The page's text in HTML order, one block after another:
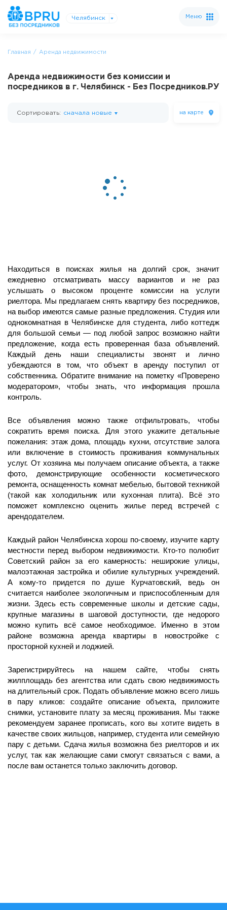
Челябинск Меню
Главная Аренда недвижимости
Аренда недвижимости без комиссии и
посредников в г. Челябинск - Без Посредников.РУ
Сортировать: сначала новые на карте
Находиться в поисках жилья на долгий срок, значит
ежедневно отсматривать массу вариантов и не раз
услышать о высоком проценте комиссии на услуги
риелтора. Мы предлагаем снять квартиру без посредников,
на выбор имеются самые разные предложения. Студия или
однокомнатная в Челябинске для студента, либо коттедж
для большой семьи — под любой запрос возможно найти
предложение, когда есть проверенная база объявлений.
Каждый день наши специалисты звонят и лично
убеждаются в том, что объект в аренду поступил от
собственника. Обратите внимание на пометку «Проверено
модератором», чтобы знать, что информация прошла
контроль.
Все объявления можно также отфильтровать, чтобы
сократить время поиска. Для этого укажите детальные
пожелания: этаж дома, площадь кухни, отсутствие залога
или включение в стоимость проживания коммунальных
услуг. От хозяина мы получаем описание объекта, а также
фото, демонстрирующие особенности косметического
ремонта, оснащенность комнат мебелью, бытовой техникой
(такой как холодильник или кухонная плита). Всё это
поможет комплексно оценить жилье перед встречей с
арендодателем.
Каждый район Челябинска хорош по-своему, изучите карту
местности перед выбором недвижимости. Кто-то полюбит
Советский район за его камерность: неширокие улицы,
малоэтажная застройка и обилие культурных учреждений.
А кому-то придется по душе Курчатовский, ведь он
считается наиболее экологичным и приспособленным для
жизни. Здесь есть современные школы и детские сады,
крупные магазины в шаговой доступности, где недорого
можно купить всё самое необходимое. Именно в этом
районе возможна аренда квартиры в новостройке с
просторной кухней и лоджией.
Зарегистрируйтесь на нашем сайте, чтобы снять
жилплощадь без агентства или сдать свою недвижимость
на длительный срок. Подать объявление можно всего лишь
в пару кликов: создайте описание объекта, приложите
снимки, установите плату за месяц проживания. Мы также
рекомендуем заранее прописать, кого вы хотите видеть в
качестве своих жильцов, например, студента или семейную
пару с детьми. Сдача жилья возможна без риелторов и их
услуг, так как желающие сами смогут связаться с вами, а
после вам останется только заключить договор.